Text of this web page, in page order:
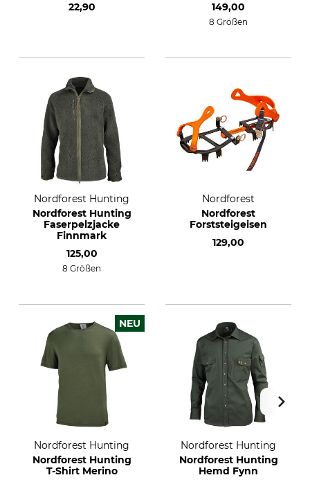
22,90
149,00
8 Größen
Nordforest Hunting
Nordforest Hunting
Faserpelzjacke
Finnmark
125,00
8 Größen
Nordforest
Nordforest
Forststeigeisen
129,00
NEU
Nordforest Hunting
Nordforest Hunting
T-Shirt Merino
Nordforest Hunting
Nordforest Hunting
Hemd Fynn